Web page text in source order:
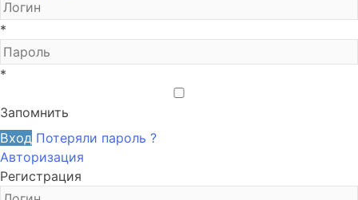
*
*
Запомнить
Вход Потеряли пароль ?
Авторизация
Регистрация